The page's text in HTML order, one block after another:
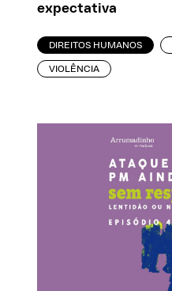
expectativa
DIREITOS HUMANOS
VIOLÊNCIA